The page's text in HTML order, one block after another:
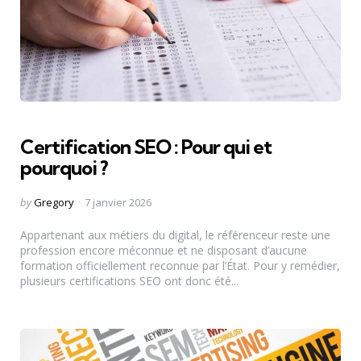
Certification SEO : Pour qui et
pourquoi ?
Posted
byGregory 7 janvier 2026
Appartenant aux métiers du digital, le référenceur reste une
profession encore méconnue et ne disposant d’aucune
formation officiellement reconnue par l’État. Pour y remédier,
plusieurs certifications SEO ont donc été...